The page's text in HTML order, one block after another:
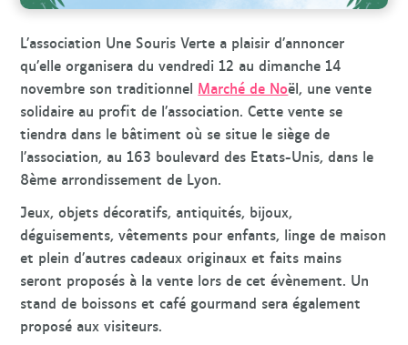
L’association Une Souris Verte a plaisir d’annoncer
qu’elle organisera du vendredi 12 au dimanche 14
novembre son traditionnel Marché de Noël, une vente
solidaire au profit de l’association. Cette vente se
tiendra dans le bâtiment où se situe le siège de
l’association, au 163 boulevard des Etats-Unis, dans le
8ème arrondissement de Lyon.
Jeux, objets décoratifs, antiquités, bijoux,
déguisements, vêtements pour enfants, linge de maison
et plein d’autres cadeaux originaux et faits mains
seront proposés à la vente lors de cet évènement. Un
stand de boissons et café gourmand sera également
proposé aux visiteurs.